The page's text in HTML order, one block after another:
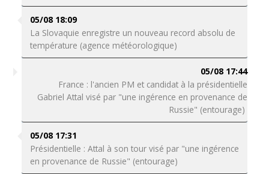
05/08 18:09
La Slovaquie enregistre un nouveau record absolu de
température (agence météorologique)
05/08 17:44
France : l'ancien PM et candidat à la présidentielle
Gabriel Attal visé par "une ingérence en provenance de
Russie" (entourage)
05/08 17:31
Présidentielle : Attal à son tour visé par "une ingérence
en provenance de Russie" (entourage)